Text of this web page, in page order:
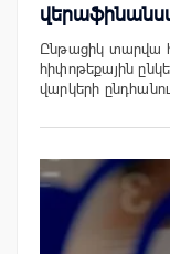
Ընթացիկ տարվա
հիփոթեքային
վարկերի